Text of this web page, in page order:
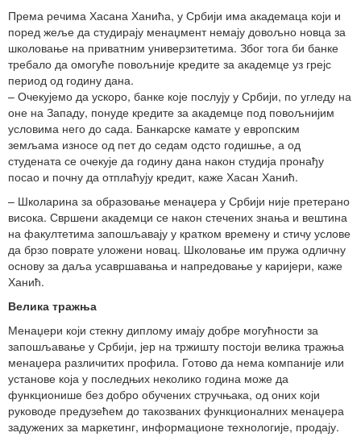
Према речима Хасана Ханића, у Србији има академаца који и
поред жеље да студирају менаџмент немају довољно новца за
школовање на приватним универзитетима. Због тога би банке
требало да омогуће повољније кредите за академце уз грејс
период од годину дана.
– Очекујемо да ускоро, банке које послују у Србији, по угледу на
оне на Западу, понуде кредите за академце под повољнијим
условима него до сада. Банкарске камате у европским
земљама износе од пет до седам одсто годишње, а од
студената се очекује да годину дана након студија пронађу
посао и почну да отплаћују кредит, каже Хасан Ханић.
– Школарина за образовање менаџера у Србији није претерано
висока. Свршени академци се након стечених знања и вештина
на факултетима запошљавају у кратком времену и стичу услове
да брзо поврате уложени новац. Школовање им пружа одличну
основу за даља усавршавања и напредовање у каријери, каже
Ханић.
Велика тражња
Менаџери који стекну диплому имају добре могућности за
запошљавање у Србији, јер на тржишту постоји велика тражња
менаџера различитих профила. Готово да нема компаније или
установе која у последњих неколико година може да
функционише без добро обучених стручњака, од оних који
руководе предузећем до такозваних функционалних менаџера
задужених за маркетинг, информационе технологије, продају.